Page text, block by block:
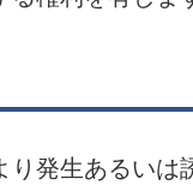
り発生あるい